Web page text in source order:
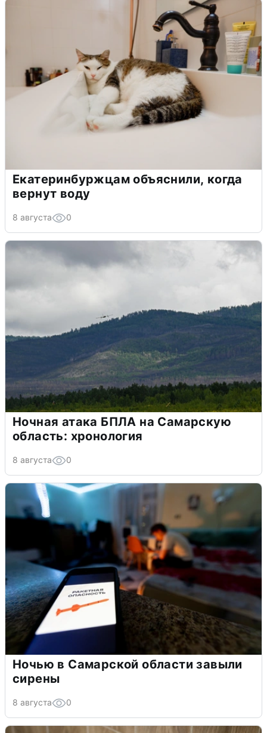
Екатеринбуржцам объяснили, когда
вернут воду
8 августа 0
Ночная атака БПЛА на Самарскую
область: хронология
8 августа 0
Ночью в Самарской области завыли
сирены
8 августа 0